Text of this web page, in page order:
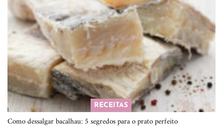
RECEITAS
Como dessalgar bacalhau: 5 segredos para o prato perfeito